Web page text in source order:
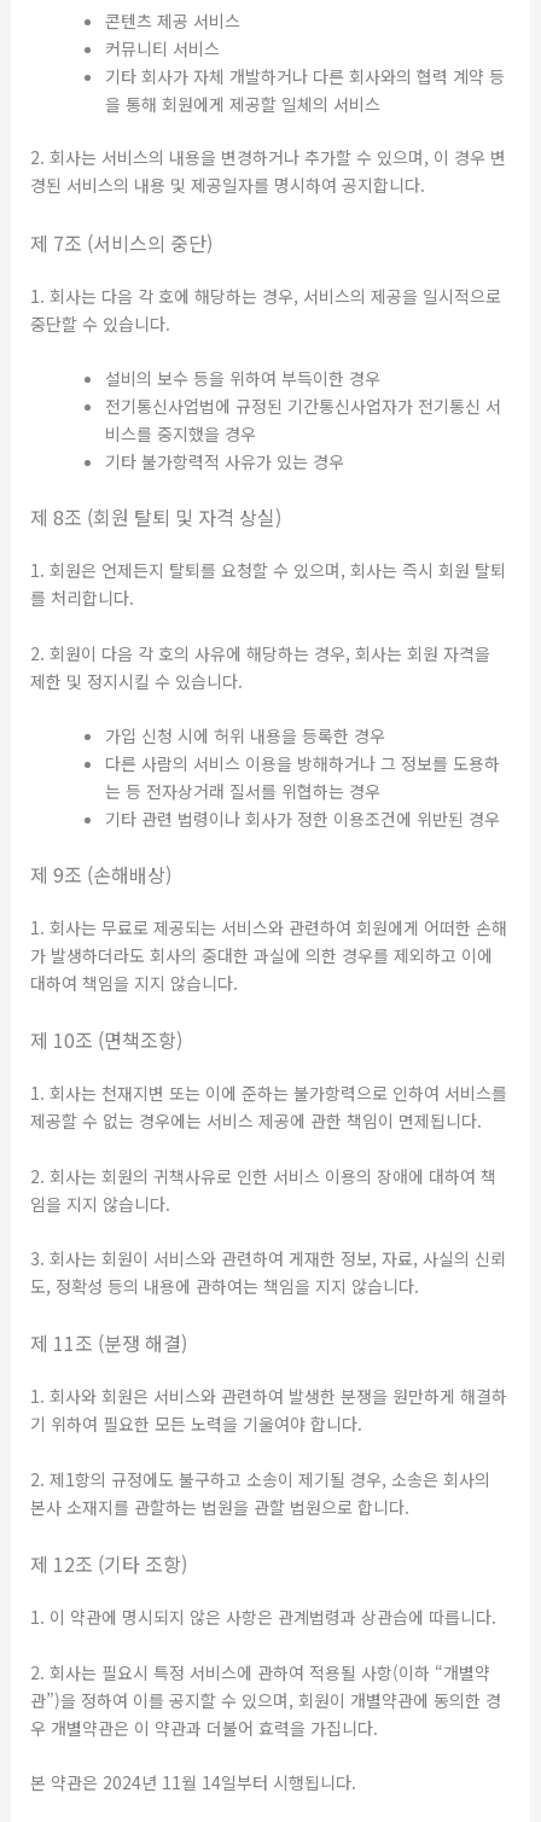
콘텐츠 제공 서비스
커뮤니티 서비스
기타 회사가 자체 개발하거나 다른 회사와의 협력 계약 등
을 통해 회원에게 제공할 일체의 서비스
2. 회사는 서비스의 내용을 변경하거나 추가할 수 있으며, 이 경우 변
경된 서비스의 내용 및 제공일자를 명시하여 공지합니다.
제 7조 (서비스의 중단)
1. 회사는 다음 각 호에 해당하는 경우, 서비스의 제공을 일시적으로
중단할 수 있습니다.
설비의 보수 등을 위하여 부득이한 경우
전기통신사업법에 규정된 기간통신사업자가 전기통신 서
비스를 중지했을 경우
기타 불가항력적 사유가 있는 경우
제 8조 (회원 탈퇴 및 자격 상실)
1. 회원은 언제든지 탈퇴를 요청할 수 있으며, 회사는 즉시 회원 탈퇴
를 처리합니다.
2. 회원이 다음 각 호의 사유에 해당하는 경우, 회사는 회원 자격을
제한 및 정지시킬 수 있습니다.
가입 신청 시에 허위 내용을 등록한 경우
다른 사람의 서비스 이용을 방해하거나 그 정보를 도용하
는 등 전자상거래 질서를 위협하는 경우
기타 관련 법령이나 회사가 정한 이용조건에 위반된 경우
제 9조 (손해배상)
1. 회사는 무료로 제공되는 서비스와 관련하여 회원에게 어떠한 손해
가 발생하더라도 회사의 중대한 과실에 의한 경우를 제외하고 이에
대하여 책임을 지지 않습니다.
제 10조 (면책조항)
1. 회사는 천재지변 또는 이에 준하는 불가항력으로 인하여 서비스를
제공할 수 없는 경우에는 서비스 제공에 관한 책임이 면제됩니다.
2. 회사는 회원의 귀책사유로 인한 서비스 이용의 장애에 대하여 책
임을 지지 않습니다.
3. 회사는 회원이 서비스와 관련하여 게재한 정보, 자료, 사실의 신뢰
도, 정확성 등의 내용에 관하여는 책임을 지지 않습니다.
제 11조 (분쟁 해결)
1. 회사와 회원은 서비스와 관련하여 발생한 분쟁을 원만하게 해결하
기 위하여 필요한 모든 노력을 기울여야 합니다.
2. 제1항의 규정에도 불구하고 소송이 제기될 경우, 소송은 회사의
본사 소재지를 관할하는 법원을 관할 법원으로 합니다.
제 12조 (기타 조항)
1. 이 약관에 명시되지 않은 사항은 관계법령과 상관습에 따릅니다.
2. 회사는 필요시 특정 서비스에 관하여 적용될 사항(이하 “개별약
관”)을 정하여 이를 공지할 수 있으며, 회원이 개별약관에 동의한 경
우 개별약관은 이 약관과 더불어 효력을 가집니다.
본 약관은 2024년 11월 14일부터 시행됩니다.